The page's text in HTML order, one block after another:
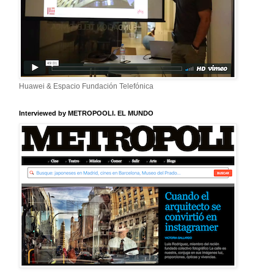
Huawei & Espacio Fundación Telefónica
Interviewed by METROPOOLI. EL MUNDO